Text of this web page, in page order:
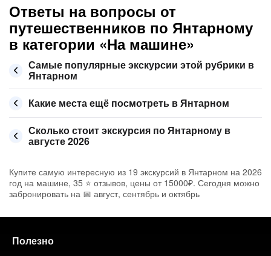
Ответы на вопросы от
путешественников по Янтарному
в категории «На машине»
Самые популярные экскурсии этой рубрики в
Янтарном
Какие места ещё посмотреть в Янтарном
Сколько стоит экскурсия по Янтарному в
августе 2026
Купите самую интересную из 19 экскурсий в Янтарном на 2026
год на машине, 35 ⭐ отзывов, цены от 15000₽. Сегодня можно
забронировать на 📅 август, сентябрь и октябрь
Полезно